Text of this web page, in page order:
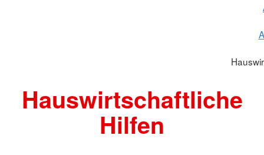
Hauswirtschaftliche
Hilfen